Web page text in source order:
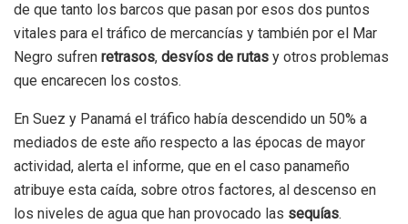
de que tanto los barcos que pasan por esos dos puntos
vitales para el tráfico de mercancías y también por el Mar
Negro sufren retrasos, desvíos de rutas y otros problemas
que encarecen los costos.
En Suez y Panamá el tráfico había descendido un 50% a
mediados de este año respecto a las épocas de mayor
actividad, alerta el informe, que en el caso panameño
atribuye esta caída, sobre otros factores, al descenso en
los niveles de agua que han provocado las sequías.